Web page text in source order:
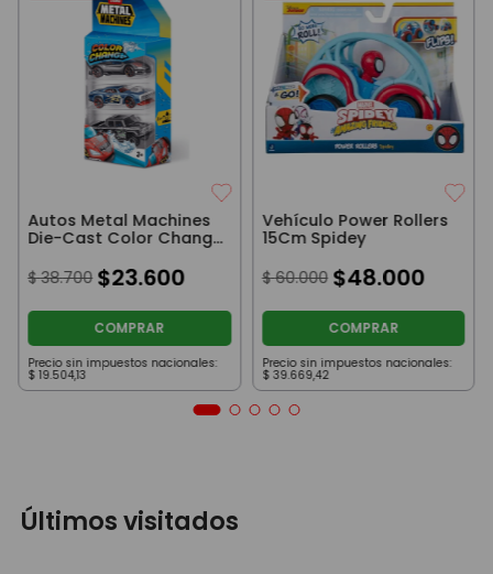
Autos Metal Machines
Die-Cast Color Change
$ 38.700 $23.600
COMPRAR
Precio sin impuestos nacionales:
$ 19.504,13
Vehículo Power Rollers
15Cm Spidey
$ 60.000 $48.000
COMPRAR
Precio sin impuestos nacionales:
$ 39.669,42
Últimos visitados